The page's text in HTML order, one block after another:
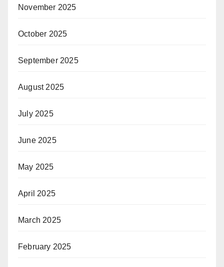
November 2025
October 2025
September 2025
August 2025
July 2025
June 2025
May 2025
April 2025
March 2025
February 2025